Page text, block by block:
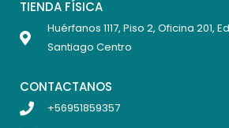
TIENDA FÍSICA
Huérfanos 1117, Piso 2, Oficina 201,
Santiago Centro
CONTACTANOS
+56951859357